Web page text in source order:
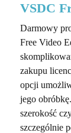
VSDC
Darmowy
Free Video
zakupu
opcji
jego
szerokość
szczególnie